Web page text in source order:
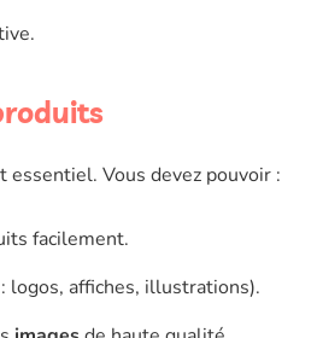
essentiel. Vous devez pouvoir :
facilement.
logos, affiches, illustrations).